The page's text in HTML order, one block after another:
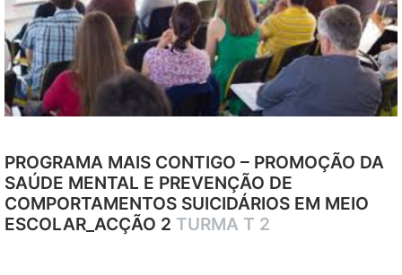
PROGRAMA MAIS CONTIGO – PROMOÇÃO DA
SAÚDE MENTAL E PREVENÇÃO DE
COMPORTAMENTOS SUICIDÁRIOS EM MEIO
ESCOLAR_ACÇÃO 2 TURMA T 2